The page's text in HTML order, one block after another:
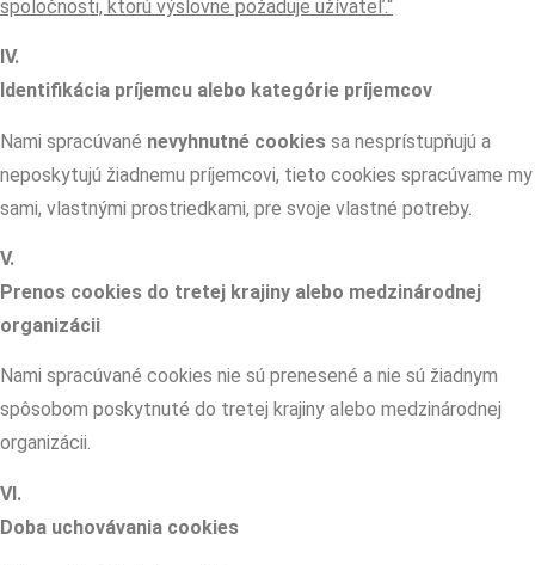
spoločnosti, ktorú výslovne požaduje užívateľ.“
IV.
Identifikácia príjemcu alebo kategórie príjemcov
Nami spracúvané nevyhnutné cookies sa nesprístupňujú a
neposkytujú žiadnemu príjemcovi, tieto cookies spracúvame my
sami, vlastnými prostriedkami, pre svoje vlastné potreby.
V.
Prenos cookies do tretej krajiny alebo medzinárodnej
organizácii
Nami spracúvané cookies nie sú prenesené a nie sú žiadnym
spôsobom poskytnuté do tretej krajiny alebo medzinárodnej
organizácii.
VI.
Doba uchovávania cookies